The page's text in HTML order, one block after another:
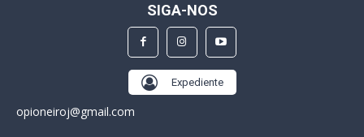
SIGA-NOS
Expediente
opioneiroj@gmail.com